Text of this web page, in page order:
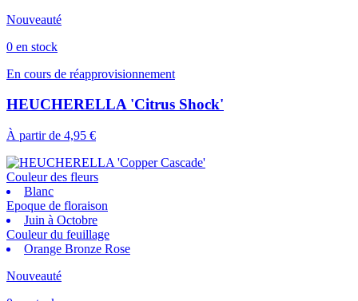
Nouveauté
0 en stock
En cours de réapprovisionnement
HEUCHERELLA 'Citrus Shock'
À partir de 4,95 €
Couleur des fleurs
Blanc
Epoque de floraison
Juin à Octobre
Couleur du feuillage
Orange Bronze Rose
Nouveauté